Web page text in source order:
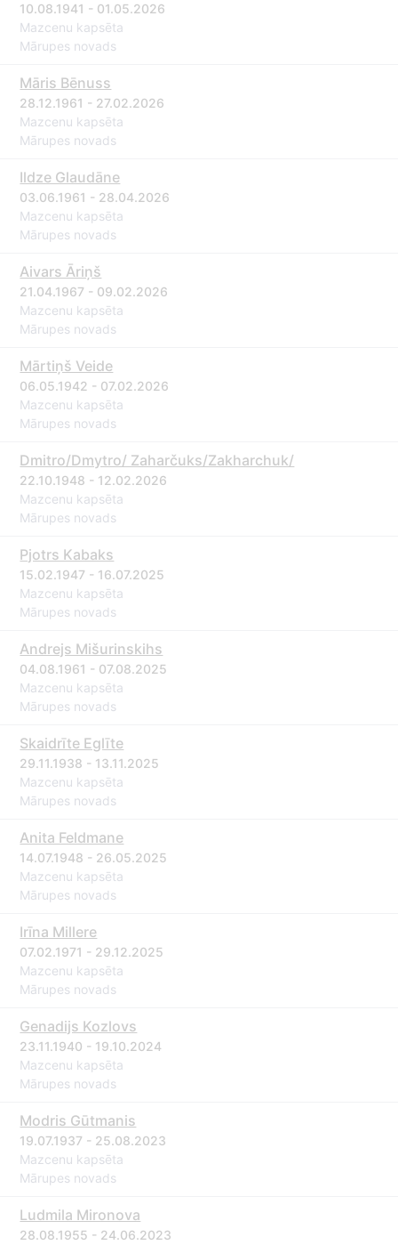
10.08.1941 - 01.05.2026
Mazcenu kapsēta
Mārupes novads
Māris Bēnuss
28.12.1961 - 27.02.2026
Mazcenu kapsēta
Mārupes novads
Ildze Glaudāne
03.06.1961 - 28.04.2026
Mazcenu kapsēta
Mārupes novads
Aivars Āriņš
21.04.1967 - 09.02.2026
Mazcenu kapsēta
Mārupes novads
Mārtiņš Veide
06.05.1942 - 07.02.2026
Mazcenu kapsēta
Mārupes novads
Dmitro/Dmytro/ Zaharčuks/Zakharchuk/
22.10.1948 - 12.02.2026
Mazcenu kapsēta
Mārupes novads
Pjotrs Kabaks
15.02.1947 - 16.07.2025
Mazcenu kapsēta
Mārupes novads
Andrejs Mišurinskihs
04.08.1961 - 07.08.2025
Mazcenu kapsēta
Mārupes novads
Skaidrīte Eglīte
29.11.1938 - 13.11.2025
Mazcenu kapsēta
Mārupes novads
Anita Feldmane
14.07.1948 - 26.05.2025
Mazcenu kapsēta
Mārupes novads
Irīna Millere
07.02.1971 - 29.12.2025
Mazcenu kapsēta
Mārupes novads
Genadijs Kozlovs
23.11.1940 - 19.10.2024
Mazcenu kapsēta
Mārupes novads
Modris Gūtmanis
19.07.1937 - 25.08.2023
Mazcenu kapsēta
Mārupes novads
Ludmila Mironova
28.08.1955 - 24.06.2023